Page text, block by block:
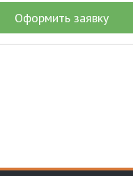
Оформить заявку